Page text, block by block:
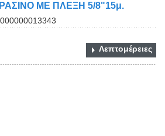
ΜΕ ΠΛΕΞΗ 5/8"15μ.
000000013343
Λεπτομέρειες